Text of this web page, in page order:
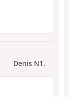
Denis N1.